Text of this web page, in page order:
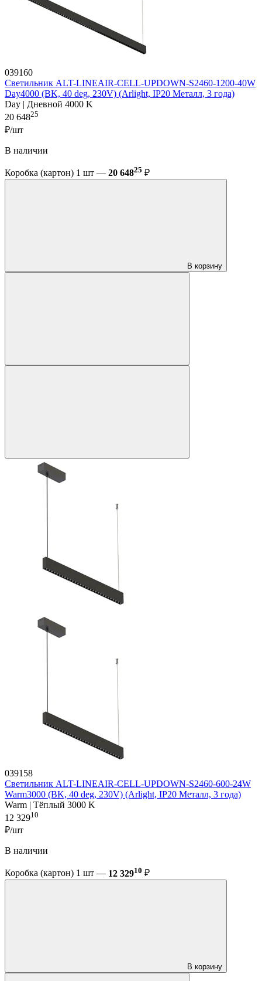
039160
Светильник ALT-LINEAIR-CELL-UPDOWN-S2460-1200-40W
Day4000 (BK, 40 deg, 230V) (Arlight, IP20 Металл, 3 года)
Day | Дневной 4000 K
20 64825
₽/шт
В наличии
Коробка (картон) 1 шт — 20 64825 ₽
В корзину
039158
Светильник ALT-LINEAIR-CELL-UPDOWN-S2460-600-24W
Warm3000 (BK, 40 deg, 230V) (Arlight, IP20 Металл, 3 года)
Warm | Тёплый 3000 K
12 32910
₽/шт
В наличии
Коробка (картон) 1 шт — 12 32910 ₽
В корзину